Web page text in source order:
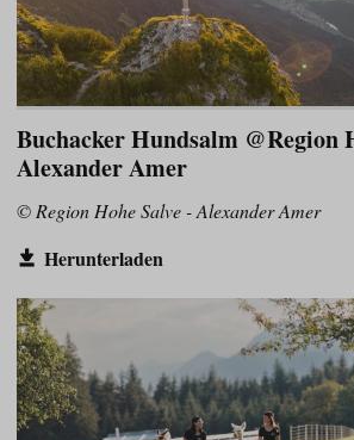
Buchacker Hundsalm @Region
Alexander Amer
© Region Hohe Salve - Alexander Amer
Herunterladen